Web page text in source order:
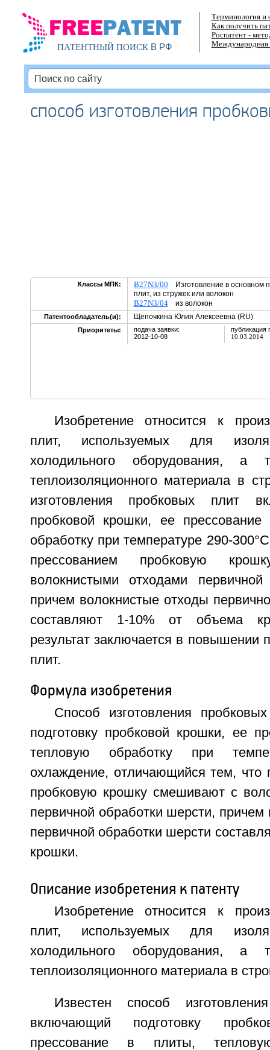
ПАТЕНТНЫЙ ПОИСКВ РФ
Терминология и
Как получить
Роспатент -
Международная
способ изготовления
Классы МПК: B27N3/00 Изготовление в основном
плит, из стружек или волокон
B27N3/04из волокон
Патентообладатель(и): Щепочкина Юлия Алексеевна (RU)
Приоритеты:
подача заявки:
2012-10-08
публикация
10.03.2014
Изобретение относится к
плит, используемых для
холодильного оборудования, а
теплоизоляционного материала в
изготовления пробковых плит
пробковой крошки, ее
обработку при температуре 290-
прессованием пробковую
волокнистыми отходами
причем волокнистые отходы
составляют 1-10% от объема
результат заключается в повышении
плит.
Формула изобретения
Способ изготовления
подготовку пробковой крошки, ее
тепловую обработку при
охлаждение, отличающийся тем, что
пробковую крошку смешивают с
первичной обработки шерсти,
первичной обработки шерсти
крошки.
Описание изобретения к патенту
Изобретение относится к
плит, используемых для
холодильного оборудования, а
теплоизоляционного материала в
Известен способ
включающий подготовку
прессование в плиты,